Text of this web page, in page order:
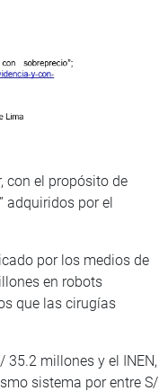
con el propósito de
por el
por los medios de
en robots
que las cirugías
35.2 millones y el INEN,
sistema por entre S/